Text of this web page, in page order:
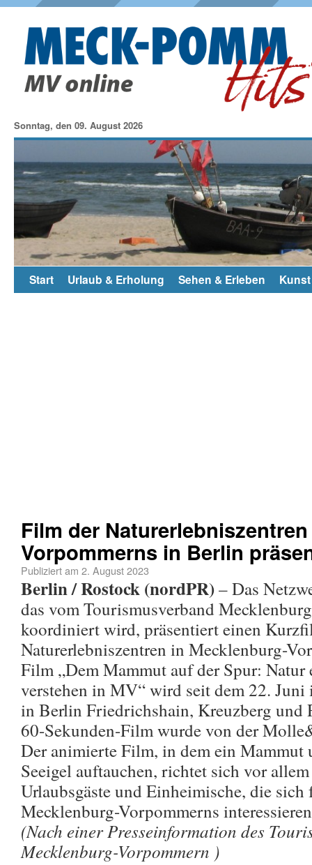
Sonntag, den 09. August 2026
Start Urlaub & Erholung Sehen & Erleben
Film der
Vorpommerns in Berlin
Publiziert am 2. August 2023
Berlin / Rostock (nordPR)– Das
das vom Tourismusverband
koordiniert wird, präsentiert einen
Naturerlebniszentren in Mecklenburg-
Film „Dem Mammut auf der Spur: Natur
verstehen in MV“ wird seit dem 22.
in Berlin Friedrichshain, Kreuzberg und
60-Sekunden-Film wurde von der
Der animierte Film, in dem ein Mammut
Seeigel auftauchen, richtet sich vor
Urlaubsgäste und Einheimische, die
Mecklenburg-Vorpommerns
(Nach einer Presseinformation des
Mecklenburg-Vorpommern )